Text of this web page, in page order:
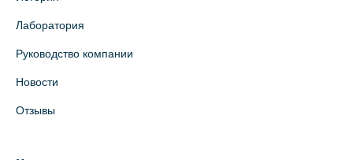
Лаборатория
Руководство компании
Новости
Отзывы